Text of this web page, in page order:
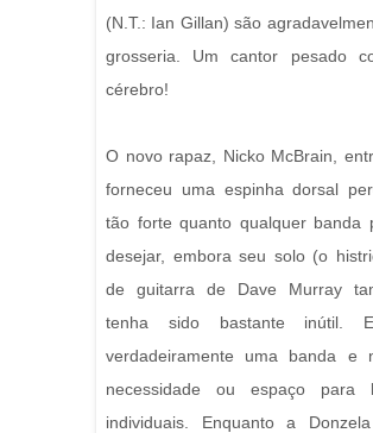
(N.T.: Ian Gillan) são
grosseria. Um cantor pesado
cérebro!
O novo rapaz, Nicko McBrain,
forneceu uma espinha dorsal
tão forte quanto qualquer banda
desejar, embora seu solo (o
de guitarra de Dave Murray
tenha sido bastante inútil.
verdadeiramente uma banda e
necessidade ou espaço para
individuais. Enquanto a